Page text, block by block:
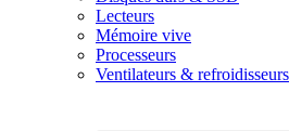
Lecteurs
Mémoire vive
Processeurs
Ventilateurs & refroidisseurs